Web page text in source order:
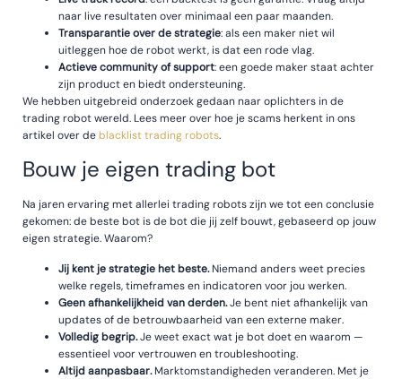
naar live resultaten over minimaal een paar maanden.
Transparantie over de strategie: als een maker niet wil
uitleggen hoe de robot werkt, is dat een rode vlag.
Actieve community of support: een goede maker staat achter
zijn product en biedt ondersteuning.
We hebben uitgebreid onderzoek gedaan naar oplichters in de
trading robot wereld. Lees meer over hoe je scams herkent in ons
artikel over deblacklist trading robots.
Bouw je eigen trading bot
Na jaren ervaring met allerlei trading robots zijn we tot een conclusie
gekomen: de beste bot is de bot die jij zelf bouwt, gebaseerd op jouw
eigen strategie. Waarom?
Jij kent je strategie het beste.Niemand anders weet precies
welke regels, timeframes en indicatoren voor jou werken.
Geen afhankelijkheid van derden.Je bent niet afhankelijk van
updates of de betrouwbaarheid van een externe maker.
Volledig begrip.Je weet exact wat je bot doet en waarom —
essentieel voor vertrouwen en troubleshooting.
Altijd aanpasbaar.Marktomstandigheden veranderen. Met je